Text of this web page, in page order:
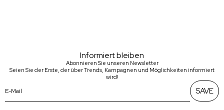
Informiert bleiben
Abonnieren Sie unseren Newsletter
Seien Sie der Erste, der über Trends, Kampagnen und Möglichkeiten informiert
wird!
SAVE